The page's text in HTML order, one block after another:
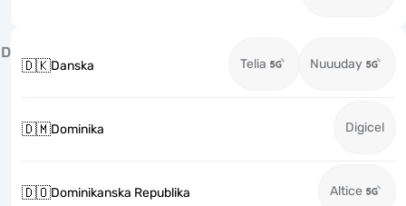
D
🇩🇰Danska Telia Nuuuday
🇩🇲Dominika Digicel
🇩🇴Dominikanska Republika Altice